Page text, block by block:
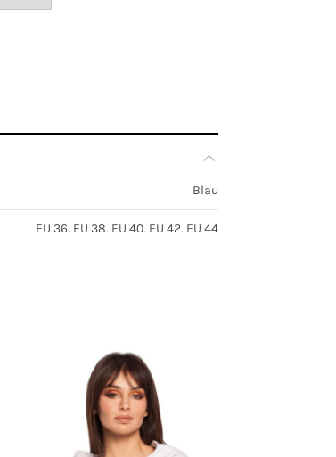
Blau
EU 36, EU 38, EU 40, EU 42, EU 44